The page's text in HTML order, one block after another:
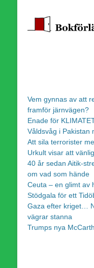
Vem gynnas av att
framför järnvägen?
Enade för
Våldsvåg i Pakistan
Att sila terrorister
Urkult visar att
40 år sedan Aitik-
om vad som hände
Ceuta – en glimt av
Stödgala för ett
Gaza efter kriget…
vägrar stanna
Trumps nya